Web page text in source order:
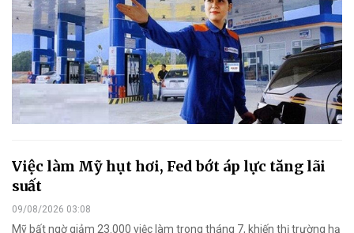
Việc làm Mỹ hụt hơi, Fed bớt áp lực tăng lãi
suất
09/08/2026 03:08
Mỹ bất ngờ giảm 23.000 việc làm trong tháng 7, khiến thị trường hạ